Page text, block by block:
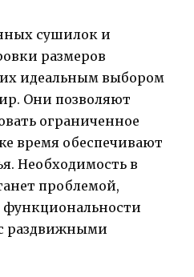
сушилок и
размеров
идеальным выбором
Они позволяют
ограниченное
время обеспечивают
Необходимость в
проблемой,
функциональности
раздвижными